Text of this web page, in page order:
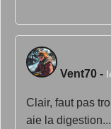
Vent70 -
Clair, faut pas
aie la